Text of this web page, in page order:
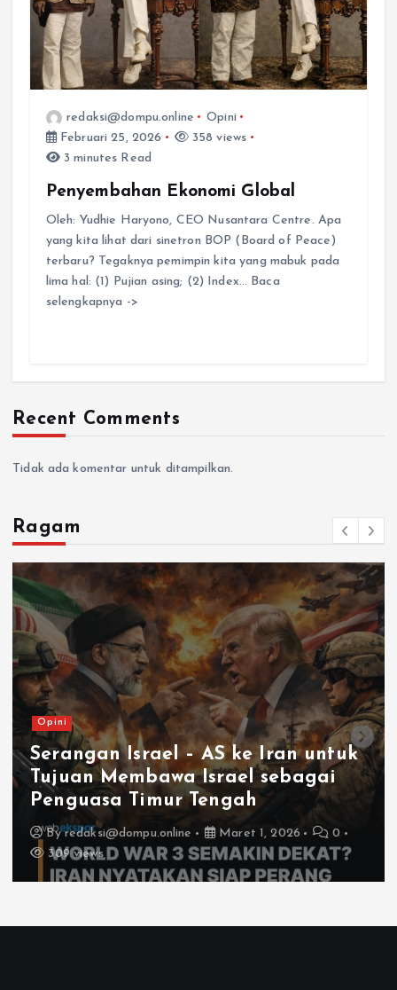
redaksi@dompu.online
Opini
Februari 25, 2026
358 views
3 minutes Read
Penyembahan Ekonomi Global
Oleh: Yudhie Haryono, CEO Nusantara Centre. Apa
yang kita lihat dari sinetron BOP (Board of Peace)
terbaru? Tegaknya pemimpin kita yang mabuk pada
lima hal: (1) Pujian asing; (2) Index… Baca
selengkapnya ->
Recent Comments
Tidak ada komentar untuk ditampilkan.
Ragam
Opini
Di Ambang Eskalasi: Mengukur
Arah Konflik Israel–Iran
Byredaksi@dompu.online Maret 1, 2026
0
349 views